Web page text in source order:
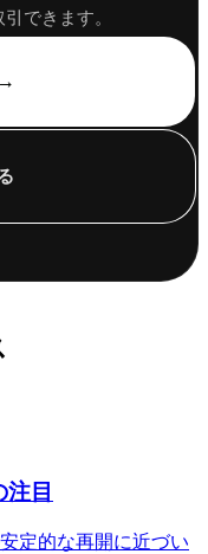
できます。
→
目
定的な再開に近づい